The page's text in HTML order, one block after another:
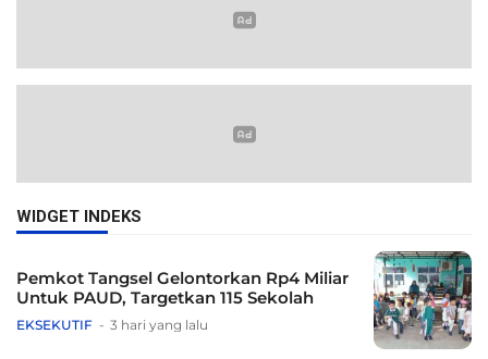
WIDGET INDEKS
Pemkot Tangsel Gelontorkan Rp4 Miliar
Untuk PAUD, Targetkan 115 Sekolah
EKSEKUTIF 3 hari yang lalu